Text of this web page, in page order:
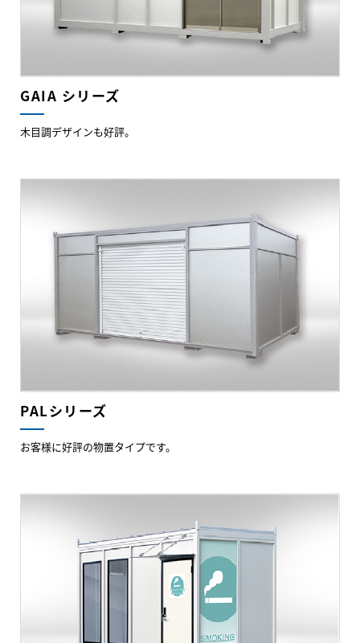
GAIA シリーズ
木目調デザインも好評。
PALシリーズ
お客様に好評の物置タイプです。